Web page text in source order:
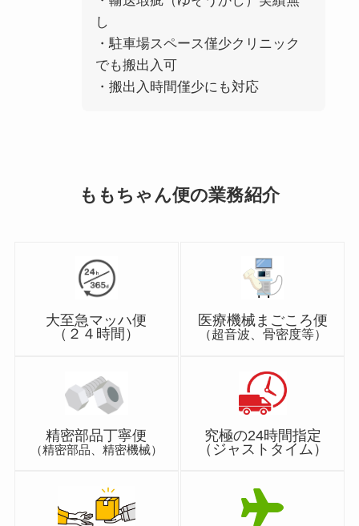
し
・駐車場スペース僅少クリニック
でも搬出入可
・搬出入時間僅少にも対応
ももちゃん便の業務紹介
大至急マッハ便
（２４時間）
医療機械まごころ便
（超音波、骨密度等）
精密部品丁寧便
（精密部品、精密機械）
究極の24時間指定
（ジャストタイム）